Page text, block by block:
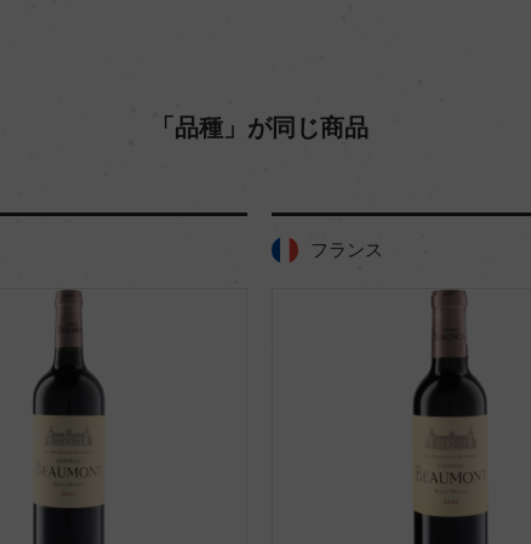
「品種」が同じ商品
フランス